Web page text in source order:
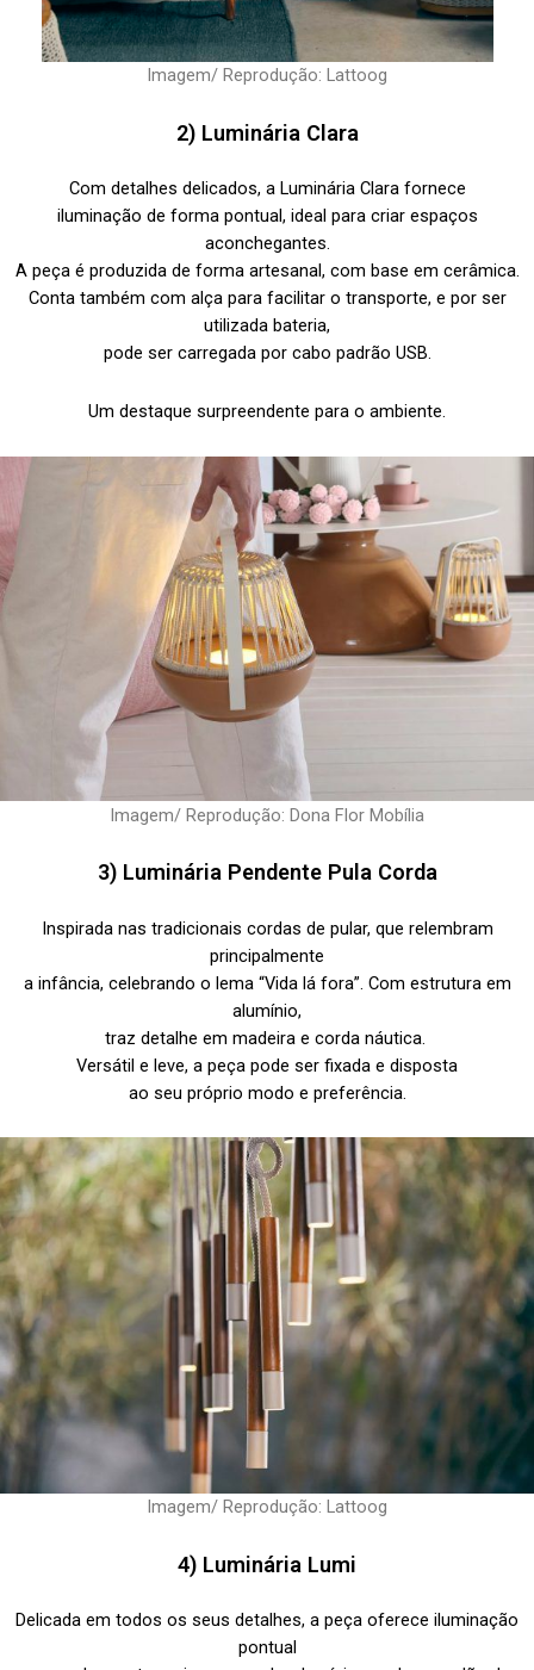
Imagem/ Reprodução: Lattoog
2) Luminária Clara
Com detalhes delicados, a Luminária Clara fornece
iluminação de forma pontual, ideal para criar espaços
aconchegantes.
A peça é produzida de forma artesanal, com base em cerâmica.
Conta também com alça para facilitar o transporte, e por ser
utilizada bateria,
pode ser carregada por cabo padrão USB.
Um destaque surpreendente para o ambiente.
Imagem/ Reprodução: Dona Flor Mobília
3) Luminária Pendente Pula Corda
Inspirada nas tradicionais cordas de pular, que relembram
principalmente
a infância, celebrando o lema “Vida lá fora”. Com estrutura em
alumínio,
traz detalhe em madeira e corda náutica.
Versátil e leve, a peça pode ser fixada e disposta
ao seu próprio modo e preferência.
Imagem/ Reprodução: Lattoog
4) Luminária Lumi
Delicada em todos os seus detalhes, a peça oferece iluminação
pontual